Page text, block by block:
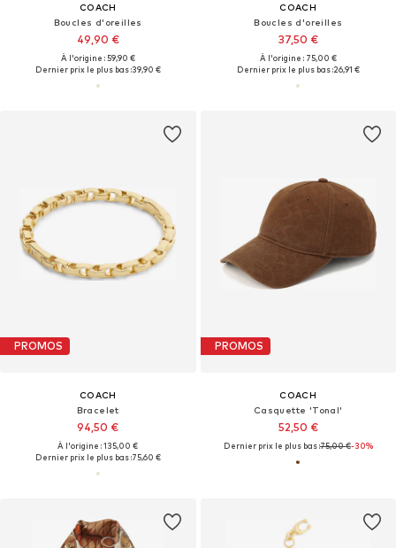
COACH
Boucles d'oreilles
49,90 €
À l'origine : 59,90 €
Dernier prix le plus bas :39,90 €
COACH
Boucles d'oreilles
37,50 €
À l'origine : 75,00 €
Dernier prix le plus bas :26,91 €
PROMOS
COACH
Bracelet
94,50 €
À l'origine : 135,00 €
Dernier prix le plus bas :75,60 €
PROMOS
COACH
Casquette 'Tonal'
52,50 €
Dernier prix le plus bas :75,00 €-30%